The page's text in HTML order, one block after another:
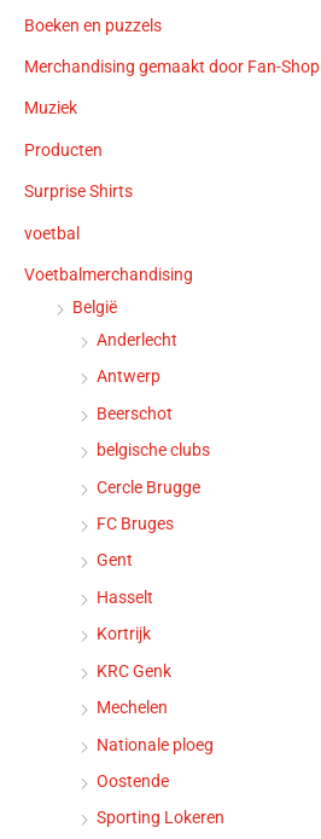
Boeken en puzzels
Merchandising gemaakt door Fan-Shop
Muziek
Producten
Surprise Shirts
voetbal
Voetbalmerchandising
België
Anderlecht
Antwerp
Beerschot
belgische clubs
Cercle Brugge
FC Bruges
Gent
Hasselt
Kortrijk
KRC Genk
Mechelen
Nationale ploeg
Oostende
Sporting Lokeren